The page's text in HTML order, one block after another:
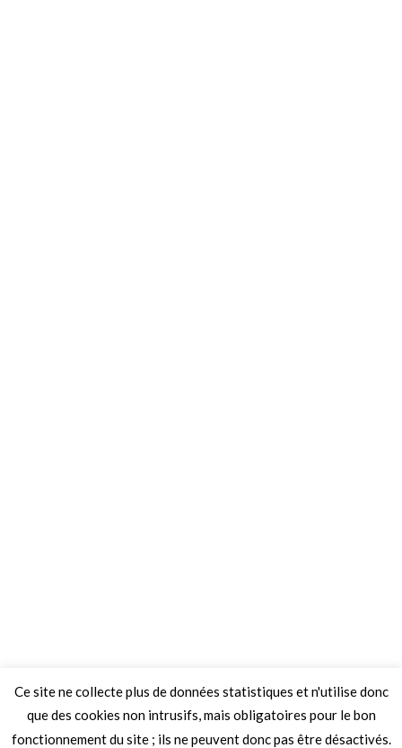
Ce site ne collecte plus de données statistiques et n'utilise donc
que des cookies non intrusifs, mais obligatoires pour le bon
fonctionnement du site ; ils ne peuvent donc pas être désactivés.